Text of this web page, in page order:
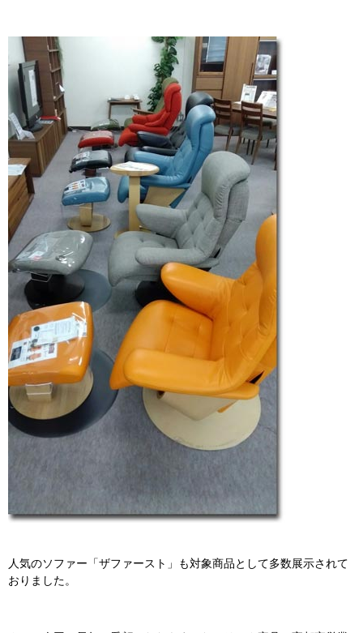
人気のソファー「ザファースト」も対象商品として多数展示されて
おりました。